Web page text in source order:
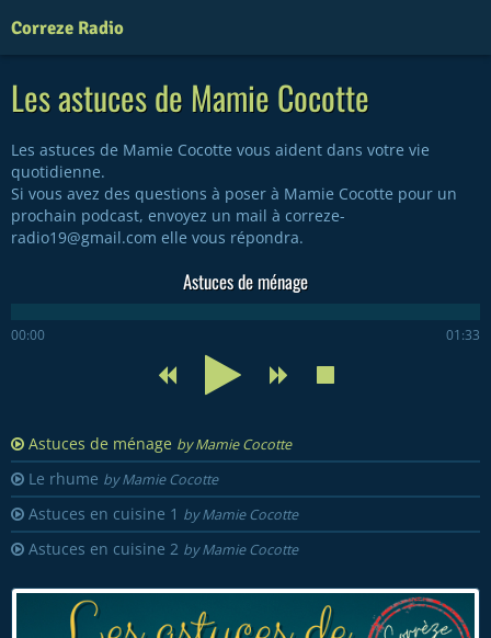
Correze Radio
Les astuces de Mamie Cocotte
Les astuces de Mamie Cocotte vous aident dans votre vie
quotidienne.
Si vous avez des questions à poser à Mamie Cocotte pour un
prochain podcast, envoyez un mail à correze-
radio19@gmail.com elle vous répondra.
Astuces de ménage
00:00 01:33
Astuces de ménage by Mamie Cocotte
Le rhume by Mamie Cocotte
Astuces en cuisine 1 by Mamie Cocotte
Astuces en cuisine 2 by Mamie Cocotte